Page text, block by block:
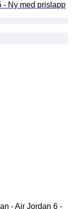
- Ny med prislapp
- Air Jordan 6 -